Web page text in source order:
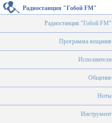
Радиостанция "Гобой FM"
Радиостанция "Гобой FM"
Программа вещания
Исполнители
Общение
Ноты
Инструмент